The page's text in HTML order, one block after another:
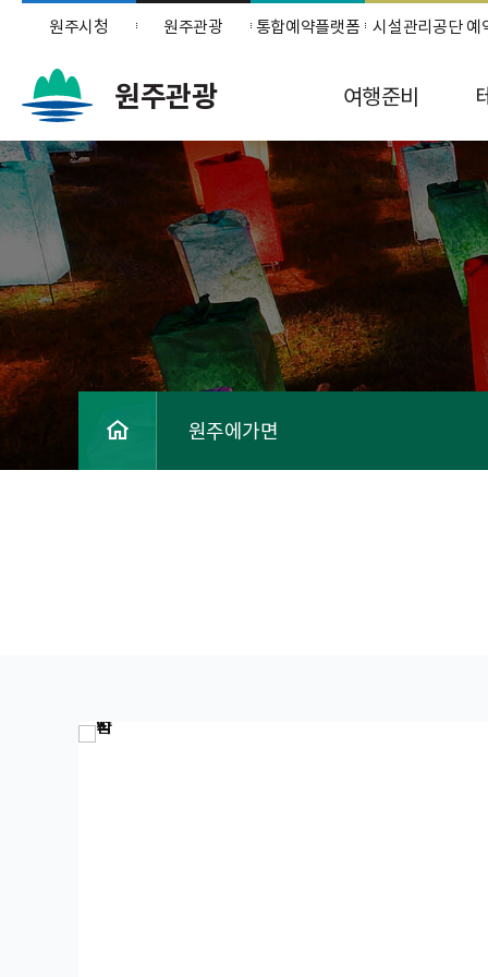
원주시청 원주관광 통합예약플랫폼 시설관리공단 예
원주관광 여행준비
원주에가면